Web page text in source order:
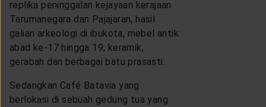
replika peninggalan kejayaan kerajaan
Tarumanegara dan Pajajaran, hasil
galian arkeologi di ibukota, mebel antik
abad ke-17 hingga 19, keramik,
gerabah dan berbagai batu prasasti.
Sedangkan Café Batavia yang
berlokasi di sebuah gedung tua yang